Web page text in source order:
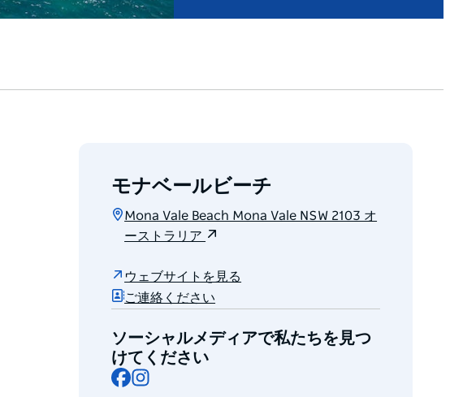
モナベールビーチ
Mona Vale Beach Mona Vale NSW 2103 オ
ーストラリア
ウェブサイトを見る
ご連絡ください
ソーシャルメディアで私たちを見つ
けてください
Facebook